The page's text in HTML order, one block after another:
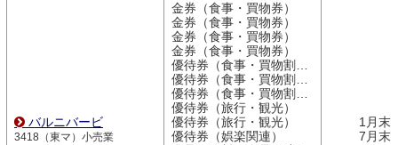
バルニバービ
3418（東マ）小売業
金券（食事・買物券）
金券（食事・買物券）
金券（食事・買物券）
金券（食事・買物券）
優待券（食事・買物割引券）
優待券（食事・買物割引券）
優待券（食事・買物割引券）
優待券（旅行・観光）
優待券（旅行・観光）
優待券（娯楽関連）
1月末
7月末